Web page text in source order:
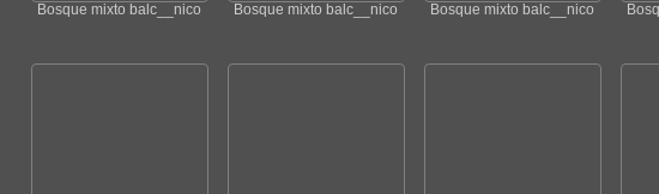
Bosque mixto balc__nico Bosque mixto balc__nico Bosque mixto balc__nico